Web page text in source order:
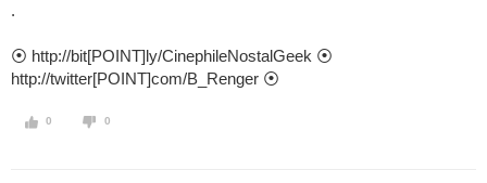
.
⦿ http://bit[POINT]ly/CinephileNostalGeek ⦿
http://twitter[POINT]com/B_Renger ⦿
0 0